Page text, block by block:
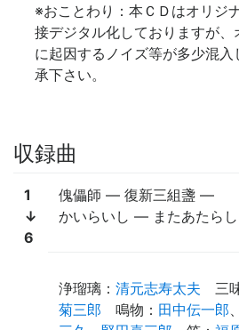
※おことわり：本ＣＤはオリジ
接デジタル化しておりますが
に起因するノイズ等が多少混入
承下さい。
収録曲
1
↓
6
傀儡師 — 復新三組盞 —
かいらいし — またあたら
浄瑠璃 ： 清元志寿太夫 三
菊三郎
鳴物 ： 田中伝一郎